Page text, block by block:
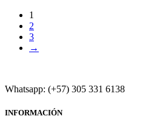
1
2
3
→
Whatsapp: (+57) 305 331 6138
INFORMACIÓN